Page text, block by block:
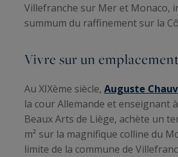
Villefranche sur Mer et Monaco,
summum du raffinement sur la
Vivre sur un
Au XIXème siècle, Auguste
la cour Allemande et enseignant à
Beaux Arts de Liège, achète un
m² sur la magnifique colline du
limite de la commune de